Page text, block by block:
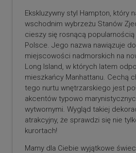
Ekskluzywny styl Hampton, który
wschodnim wybrzeżu Stanów
cieszy się rosnącą
Polsce. Jego nazwa nawiązuje
miejscowości nadmorskich na
Long Island, w których latem
mieszkańcy Manhattanu. Cechą
tego nurtu wnętrzarskiego jest
akcentów typowo
wytwornymi. Wygląd takiej
atrakcyjny, że sprawdzi się nie
kurortach!
Mamy dla Ciebie wyjątkowe